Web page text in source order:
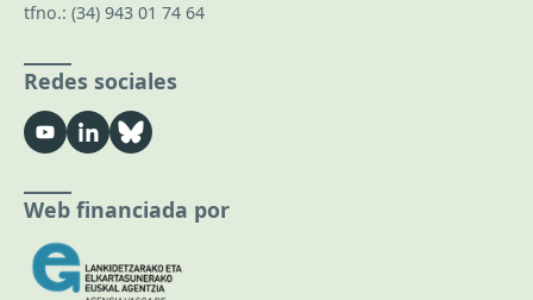
tfno.: (34) 943 01 74 64
Redes sociales
Web financiada por